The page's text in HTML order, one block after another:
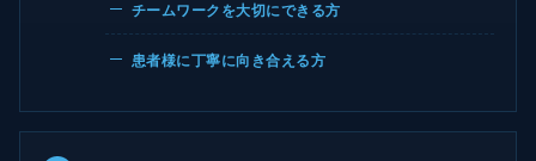
チームワークを大切にできる方
患者様に丁寧に向き合える方